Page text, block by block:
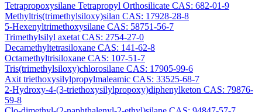
Tetrapropoxysilane Tetrapropyl Orthosilicate CAS: 682-01-9
Methyltris(trimethylsiloxy)silan CAS: 17928-28-8
5-Hexenyltrimethoxysilane CAS: 58751-56-7
Trimethylsilyl axetat CAS: 2754-27-0
Decamethyltetrasiloxane CAS: 141-62-8
Octamethyltrisiloxane CAS: 107-51-7
Tris(trimethylsiloxy)chlorosilane CAS: 17905-99-6
Axit triethoxysilylpropylmaleamic CAS: 33525-68-7
2-Hydroxy-4-(3-triethoxysilylpropoxy)diphenylketon CAS: 79876-
59-8